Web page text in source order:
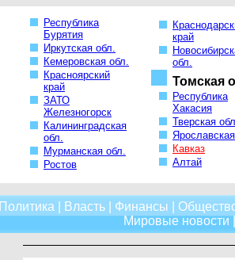
Республика
Бурятия
Иркутская обл.
Кемеровская обл.
Красноярский
край
ЗАТО
Железногорск
Калининградская
обл.
Мурманская обл.
Ростов
край
обл.
Томская
Республика
Хакасия
Тверская
Кавказ
Алтай
Политика Власть Финансы
Мировые новости